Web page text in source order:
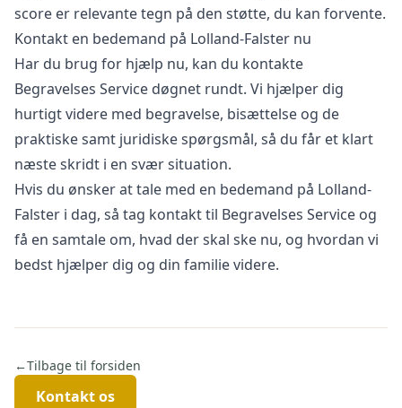
score er relevante tegn på den støtte, du kan forvente.
Kontakt en bedemand på Lolland-Falster nu
Har du brug for hjælp nu, kan du kontakte
Begravelses Service døgnet rundt. Vi hjælper dig
hurtigt videre med begravelse, bisættelse og de
praktiske samt juridiske spørgsmål, så du får et klart
næste skridt i en svær situation.
Hvis du ønsker at tale med en bedemand på Lolland-
Falster i dag, så tag kontakttil Begravelses Service og
få en samtale om, hvad der skal ske nu, og hvordan vi
bedst hjælper dig og din familie videre.
←Tilbage til forsiden
Kontakt os